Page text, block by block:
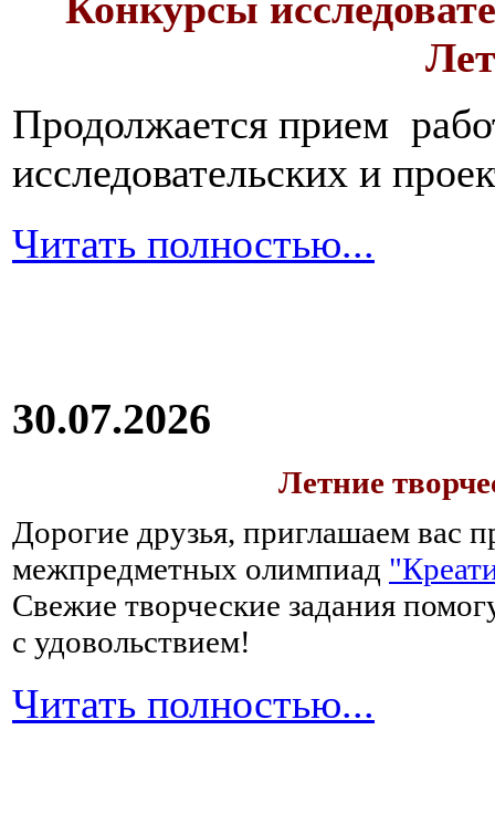
Продолжается прием
исследовательских и
Читать полностью...
30.07.2026
Летние
Дорогие друзья, приглашаем вас
межпредметных олимпиад
Свежие творческие задания
с удовольствием!
Читать полностью...